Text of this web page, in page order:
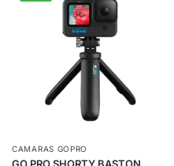
CAMARAS GOPRO